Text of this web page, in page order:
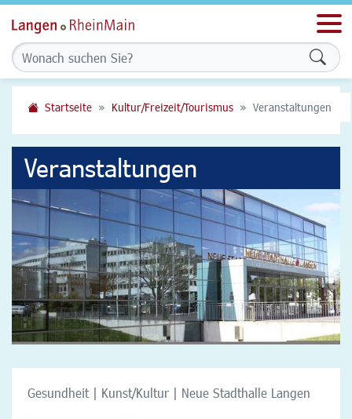
Startseite Kultur/Freizeit/Tourismus Veranstaltungen
Veranstaltungen
Gesundheit | Kunst/Kultur | Neue Stadthalle Langen